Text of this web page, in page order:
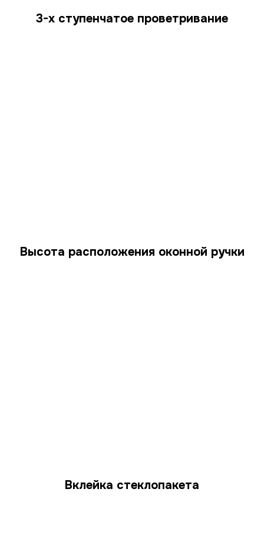
3-х ступенчатое проветривание
Высота расположения оконной ручки
Вклейка стеклопакета